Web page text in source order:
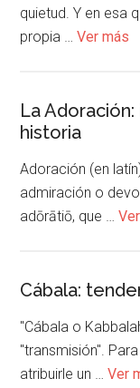
quietud. Y en esa
propia …Ver más
La
historia
Adoración (en
admiración o
adōrātiō, que …
Cábala:
"Cábala o
"transmisión".
atribuirle un …Ver